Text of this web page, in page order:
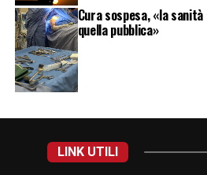
Cura sospesa, «la
quella pubblica»
LINK UTILI